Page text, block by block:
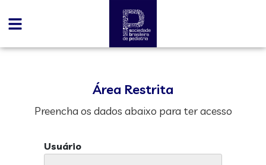
Área Restrita
Preencha os dados abaixo para ter acesso
Usuário